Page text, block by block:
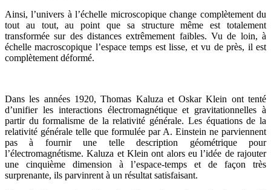
Ainsi, l’univers à l’échelle microscopique change complètement du
tout au tout, au point que sa structure même est totalement
transformée sur des distances extrêmement faibles. Vu de loin, à
échelle macroscopique l’espace temps est lisse, et vu de près, il est
complètement déformé.
Dans les années 1920, Thomas Kaluza et Oskar Klein ont tenté
d’unifier les interactions électromagnétique et gravitationnelles à
partir du formalisme de la relativité générale. Les équations de la
relativité générale telle que formulée par A. Einstein ne parviennent
pas à fournir une telle description géométrique pour
l’électromagnétisme. Kaluza et Klein ont alors eu l’idée de rajouter
une cinquième dimension à l’espace-temps et de façon très
surprenante, ils parvinrent à un résultat satisfaisant.